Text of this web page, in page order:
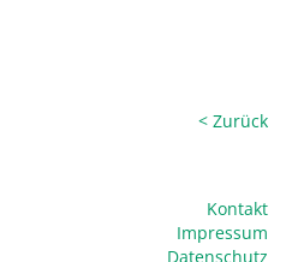
< Zurück
Kontakt
Impressum
Datenschutz